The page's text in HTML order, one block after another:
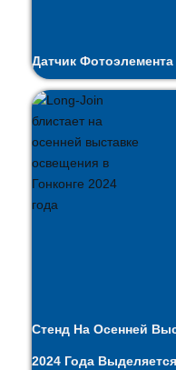
Датчик Фотоэлемента
Стенд На Осенней
2024 Года